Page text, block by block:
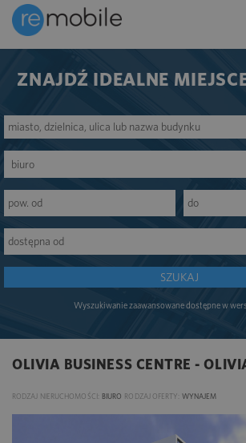
ZNAJDŹ IDEALNE
SZUKAJ
Wyszukiwanie zaawansowane dostępne w
OLIVIA BUSINESS CENTRE -
RODZAJ NIERUCHOMOŚCI: BIURO RODZAJ OFERTY: WYNAJEM